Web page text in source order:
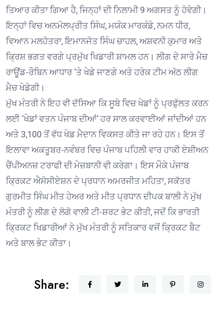
ਤਿਆਰ ਕੀਤਾ ਗਿਆ ਹੈ, ਜਿਨ੍ਹਾਂ ਦੀ ਨਿਲਾਮੀ 9 ਅਗਸਤ ਨੂੰ ਹੋਵੇਗੀ।
ਇਨ੍ਹਾਂ ਵਿਚ ਅਨਮੋਲਪ੍ਰੀਤ ਸਿੰਘ, ਮਯੰਕ ਮਾਰਕੰਡੇ, ਨਮਨ ਧੀਰ,
ਵਿਆਨ ਮਲਹੋਤਰਾ, ਇਮਾਨਜੋਤ ਸਿੰਘ ਚਾਹਲ, ਅਸ਼ਵਨੀ ਕੁਮਾਰ ਅਤੇ
ਕ੍ਰਿਸ਼ ਭਗਤ ਵਰਗੇ ਪ੍ਰਮੁੱਖ ਖਿਡਾਰੀ ਸ਼ਾਮਲ ਹਨ। ਲੀਗ ਦੇ ਸਾਰੇ ਮੈਚ
ਰਾਊਂਡ-ਰੌਬਿਨ ਆਧਾਰ ‘ਤੇ ਖੇਡੇ ਜਾਣਗੇ ਅਤੇ ਹਰੇਕ ਟੀਮ ਅੱਠ ਲੀਗ
ਮੈਚ ਖੇਡੇਗੀ।
ਮੁੱਖ ਮੰਤਰੀ ਨੇ ਇਹ ਵੀ ਦੱਸਿਆ ਕਿ ਸੂਬੇ ਵਿਚ ਖੇਡਾਂ ਨੂੰ ਪ੍ਰਫੁੱਲਤ ਕਰਨ
ਲਈ ‘ਖੇਡਾਂ ਵਤਨ ਪੰਜਾਬ ਦੀਆਂ’ ਹਰ ਸਾਲ ਕਰਵਾਈਆਂ ਜਾਂਦੀਆਂ ਹਨ
ਅਤੇ 3,100 ਤੋਂ ਵੱਧ ਖੇਡ ਮੈਦਾਨ ਵਿਕਸਤ ਕੀਤੇ ਜਾ ਰਹੇ ਹਨ। ਇਸ ਤੋਂ
ਇਲਾਵਾ ਅਕਤੂਬਰ-ਨਵੰਬਰ ਵਿਚ ਪੰਜਾਬ ਪਹਿਲੀ ਵਾਰ ਹਾਕੀ ਏਸ਼ੀਅਨ
ਚੈਂਪੀਅਨਜ਼ ਟਰਾਫੀ ਦੀ ਮੇਜ਼ਬਾਨੀ ਵੀ ਕਰੇਗਾ। ਇਸ ਮੌਕੇ ਪੰਜਾਬ
ਕ੍ਰਿਕਟ ਐਸੋਸੀਏਸ਼ਨ ਦੇ ਪ੍ਰਧਾਨ ਅਮਰਜੀਤ ਮਹਿਤਾ, ਸਕੱਤਰ
ਗੁਰਮੀਤ ਸਿੰਘ ਮੀਤ ਹੇਅਰ ਅਤੇ ਮੀਤ ਪ੍ਰਧਾਨ ਦੀਪਕ ਬਾਲੀ ਨੇ ਮੁੱਖ
ਮੰਤਰੀ ਨੂੰ ਲੀਗ ਦੇ ਲੋਗੋ ਵਾਲੀ ਟੀ-ਸ਼ਰਟ ਭੇਟ ਕੀਤੀ, ਜਦੋਂ ਕਿ ਭਾਰਤੀ
ਕ੍ਰਿਕਟ ਖਿਡਾਰੀਆਂ ਨੇ ਮੁੱਖ ਮੰਤਰੀ ਨੂੰ ਸਤਿਕਾਰ ਵਜੋਂ ਕ੍ਰਿਕਟ ਬੈਟ
ਅਤੇ ਬਾਲ ਭੇਟ ਕੀਤਾ।
Share: